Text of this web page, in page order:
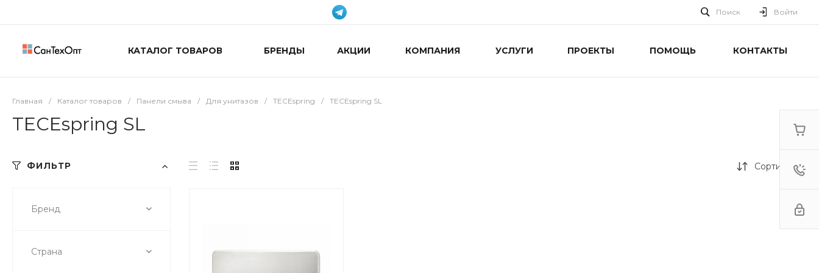
Поиск Войти
КАТАЛОГ ТОВАРОВ БРЕНДЫ АКЦИИ КОМПАНИЯ УСЛУГИ ПРОЕКТЫ ПОМОЩЬ КОНТАКТЫ
Главная / Каталог товаров / Панели смыва / Для унитазов / TECEspring / TECEspring SL
TECEspring SL
ФИЛЬТР
Бренд
Страна
Сортировка